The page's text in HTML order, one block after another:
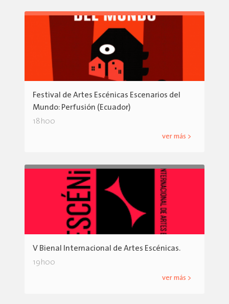
Festival de Artes Escénicas Escenarios del
Mundo: Perfusión (Ecuador)
18h00
ver más >
V Bienal Internacional de Artes Escénicas.
19h00
ver más >